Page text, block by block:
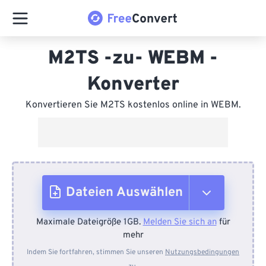
M2TS -zu- WEBM -
Konverter
Konvertieren Sie M2TS kostenlos online in WEBM.
Dateien Auswählen
Vom Gerät
Maximale Dateigröße 1GB.Melden Sie sich anfür
mehr
Indem Sie fortfahren, stimmen Sie unseren Nutzungsbedingungen